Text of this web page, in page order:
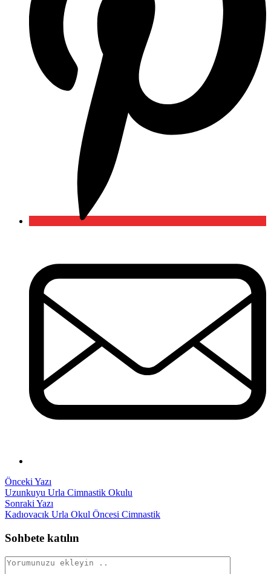
Yazı
gezinmesi
Önceki Yazı
yazı:
Uzunkuyu Urla Cimnastik Okulu
Sonraki Yazı
yazı:
Kadıovacık Urla Okul Öncesi Cimnastik
Sohbete katılın